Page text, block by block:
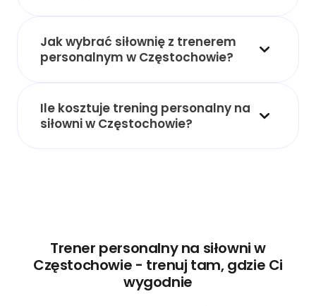
Jak wybrać siłownię z trenerem
personalnym w Częstochowie?
Ile kosztuje trening personalny na
siłowni w Częstochowie?
Trener personalny na siłowni w
Częstochowie - trenuj tam, gdzie Ci
wygodnie